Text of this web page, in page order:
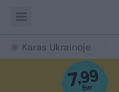
Karas Ukrainoje